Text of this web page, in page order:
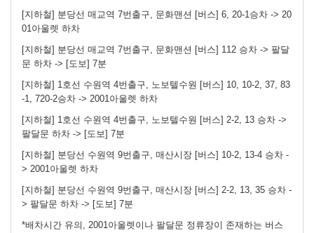
[지하철] 분당선 매교역 7번출구, 문화맨션 [버스] 6, 20-1승차 -> 20
01아울렛 하차
[지하철] 분당선 매교역 7번출구, 문화맨션 [버스] 112 승차 -> 팔달
문 하차 -> [도보] 7분
[지하철] 1호선 수원역 4번출구, 노보텔수원 [버스] 10, 10-2, 37, 83
-1, 720-2승차 -> 2001아울렛 하차
[지하철] 1호선 수원역 4번출구, 노보텔수원 [버스] 2-2, 13 승차 ->
팔달문 하차 -> [도보] 7분
[지하철] 분당선 수원역 9번출구, 매산시장 [버스] 10-2, 13-4 승차 -
> 2001아울렛 하차
[지하철] 분당선 수원역 9번출구, 매산시장 [버스] 2-2, 13, 35 승차 -
> 팔달문 하차 -> [도보] 7분
*배차시간 유의, 2001아울렛이나 팔달문 정류장이 존재하는 버스